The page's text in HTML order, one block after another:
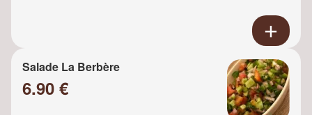
Salade La Berbère
6.90 €